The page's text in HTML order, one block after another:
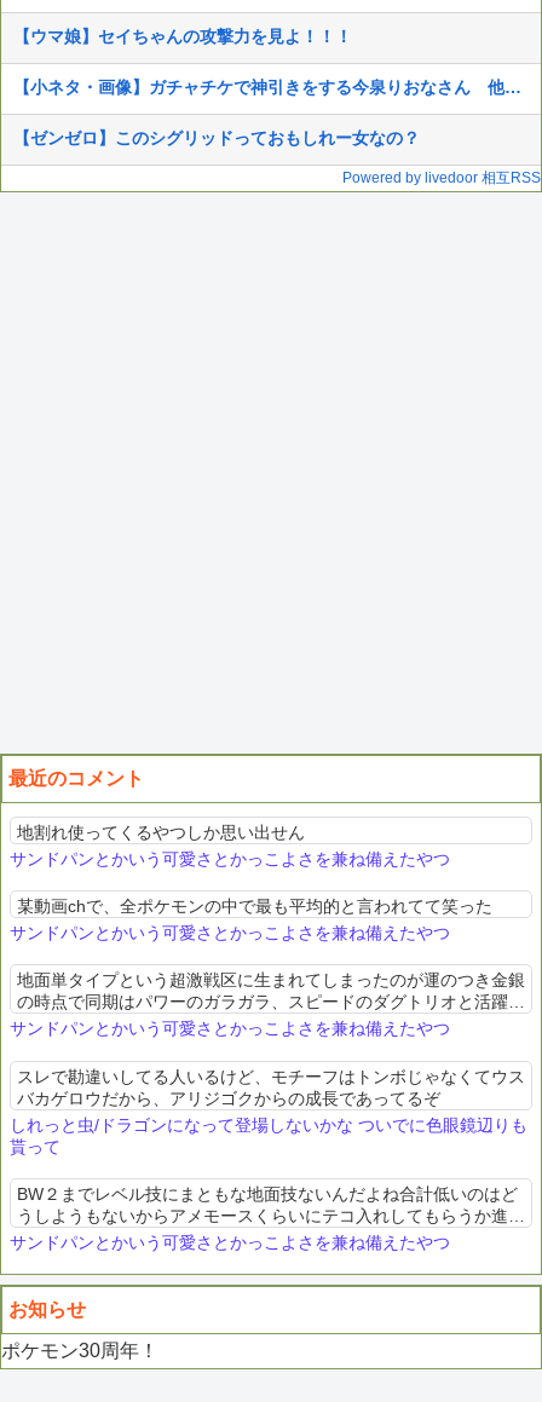
【ウマ娘】セイちゃんの攻撃力を見よ！！！
【小ネタ・画像】ガチャチケで神引きをする今泉りおなさん 他ウマ娘・競馬小ネタまとめ
【ゼンゼロ】このシグリッドっておもしれー女なの？
Powered by livedoor 相互RSS
最近のコメント
地割れ使ってくるやつしか思い出せん
サンドパンとかいう可愛さとかっこよさを兼ね備えたやつ
某動画chで、全ポケモンの中で最も平均的と言われてて笑った
サンドパンとかいう可愛さとかっこよさを兼ね備えたやつ
地面単タイプという超激戦区に生まれてしまったのが運のつき金銀
の時点で同期はパワーのガラガラ、スピードのダグトリオと活躍し
てたのにダイパで耐久のカバルドンまで来てしまってはどうしよう
サンドパンとかいう可愛さとかっこよさを兼ね備えたやつ
スレで勘違いしてる人いるけど、モチーフはトンボじゃなくてウス
バカゲロウだから、アリジゴクからの成長であってるぞ
しれっと虫/ドラゴンになって登場しないかな ついでに色眼鏡辺りも
貰って
BW２までレベル技にまともな地面技ないんだよね合計低いのはど
うしようもないからアメモースくらいにテコ入れしてもらうか進化
するしかない
サンドパンとかいう可愛さとかっこよさを兼ね備えたやつ
お知らせ
ポケモン30周年！